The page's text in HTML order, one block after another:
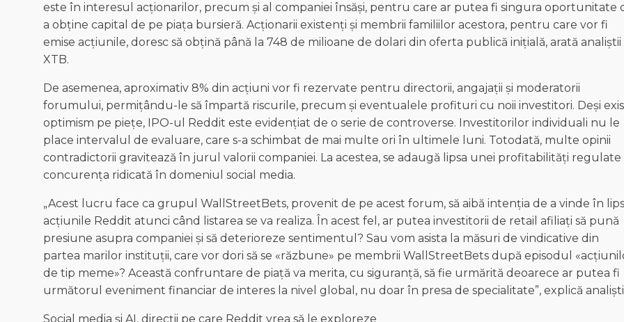
este în interesul acționarilor, precum și al companiei însăși, pentru care ar putea fi singura oportunitate
a obține capital de pe piața bursieră. Acționarii existenți și membrii familiilor acestora, pentru care vor fi
emise acțiunile, doresc să obțină până la 748 de milioane de dolari din oferta publică inițială, arată analiștii
XTB.
De asemenea, aproximativ 8% din acțiuni vor fi rezervate pentru directorii, angajații și moderatorii
forumului, permițându-le să împartă riscurile, precum și eventualele profituri cu noii investitori. Deși
optimism pe piețe, IPO-ul Reddit este evidențiat de o serie de controverse. Investitorilor individuali nu le
place intervalul de evaluare, care s-a schimbat de mai multe ori în ultimele luni. Totodată, multe opinii
contradictorii gravitează în jurul valorii companiei. La acestea, se adaugă lipsa unei profitabilități regulate
concurența ridicată în domeniul social media.
„Acest lucru face ca grupul WallStreetBets, provenit de pe acest forum, să aibă intenția de a vinde în
acțiunile Reddit atunci când listarea se va realiza. În acest fel, ar putea investitorii de retail afiliați să pună
presiune asupra companiei și să deterioreze sentimentul? Sau vom asista la măsuri de vindicative din
partea marilor instituții, care vor dori să se «răzbune» pe membrii WallStreetBets după episodul
de tip meme»? Această confruntare de piață va merita, cu siguranță, să fie urmărită deoarece ar putea fi
următorul eveniment financiar de interes la nivel global, nu doar în presa de specialitate”, explică
Social media și AI, direcții pe care Reddit vrea să le exploreze